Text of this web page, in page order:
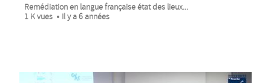
Remédiation en langue française état des lieux...
1 K vues
Il y a 6 années